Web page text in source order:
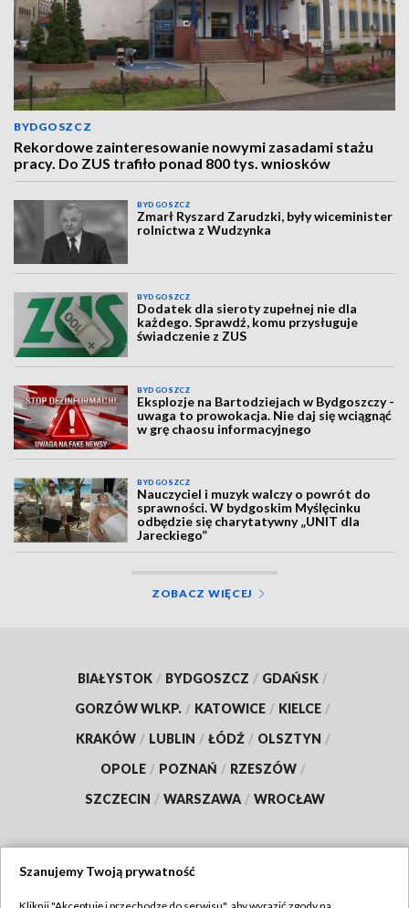
BYDGOSZCZ
Rekordowe zainteresowanie nowymi zasadami stażu
pracy. Do ZUS trafiło ponad 800 tys. wniosków
BYDGOSZCZ
Zmarł Ryszard Zarudzki, były wiceminister
rolnictwa z Wudzynka
BYDGOSZCZ
Dodatek dla sieroty zupełnej nie dla
każdego. Sprawdź, komu przysługuje
świadczenie z ZUS
BYDGOSZCZ
Eksplozje na Bartodziejach w Bydgoszczy -
uwaga to prowokacja. Nie daj się wciągnąć
w grę chaosu informacyjnego
BYDGOSZCZ
Nauczyciel i muzyk walczy o powrót do
sprawności. W bydgoskim Myślęcinku
odbędzie się charytatywny „UNIT dla
Jareckiego”
ZOBACZ WIĘCEJ
BIAŁYSTOK / BYDGOSZCZ / GDAŃSK /
GORZÓW WLKP. / KATOWICE / KIELCE /
KRAKÓW / LUBLIN / ŁÓDŹ / OLSZTYN /
OPOLE / POZNAŃ / RZESZÓW /
SZCZECIN / WARSZAWA / WROCŁAW
Szanujemy Twoją prywatność